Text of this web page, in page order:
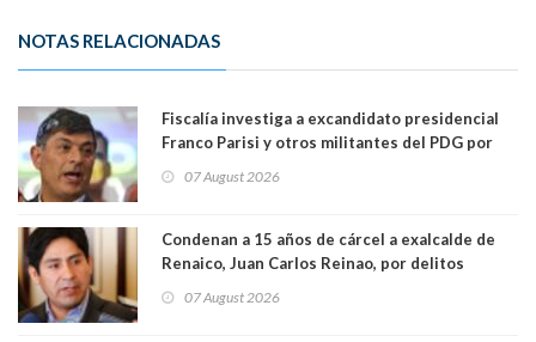
NOTAS RELACIONADAS
Fiscalía investiga a excandidato presidencial
Franco Parisi y otros militantes del PDG por
07 August 2026
Condenan a 15 años de cárcel a exalcalde de
Renaico, Juan Carlos Reinao, por delitos
07 August 2026